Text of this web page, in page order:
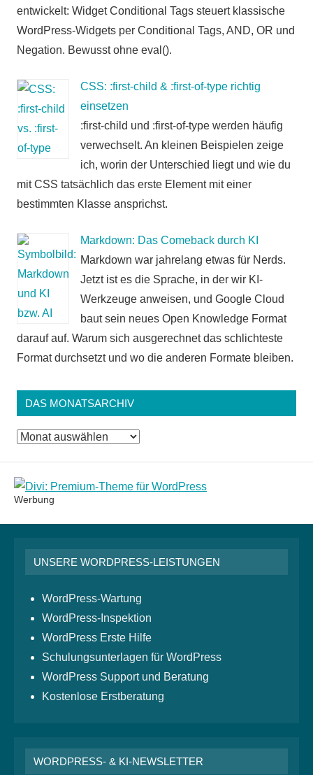
entwickelt: Widget Conditional Tags steuert klassische
WordPress-Widgets per Conditional Tags, AND, OR und
Negation. Bewusst ohne eval().
CSS: :first-child & :first-of-type richtig
einsetzen
:first-child und :first-of-type werden häufig
verwechselt. An kleinen Beispielen zeige
ich, worin der Unterschied liegt und wie du
mit CSS tatsächlich das erste Element mit einer
bestimmten Klasse ansprichst.
Markdown: Das Comeback durch KI
Markdown war jahrelang etwas für Nerds.
Jetzt ist es die Sprache, in der wir KI-
Werkzeuge anweisen, und Google Cloud
baut sein neues Open Knowledge Format
darauf auf. Warum sich ausgerechnet das schlichteste
Format durchsetzt und wo die anderen Formate bleiben.
DAS MONATSARCHIV
Das
Werbung
UNSERE WORDPRESS-LEISTUNGEN
WordPress-Wartung
WordPress-Inspektion
WordPress Erste Hilfe
Schulungsunterlagen für WordPress
WordPress Support und Beratung
Kostenlose Erstberatung
WORDPRESS- & KI-NEWSLETTER